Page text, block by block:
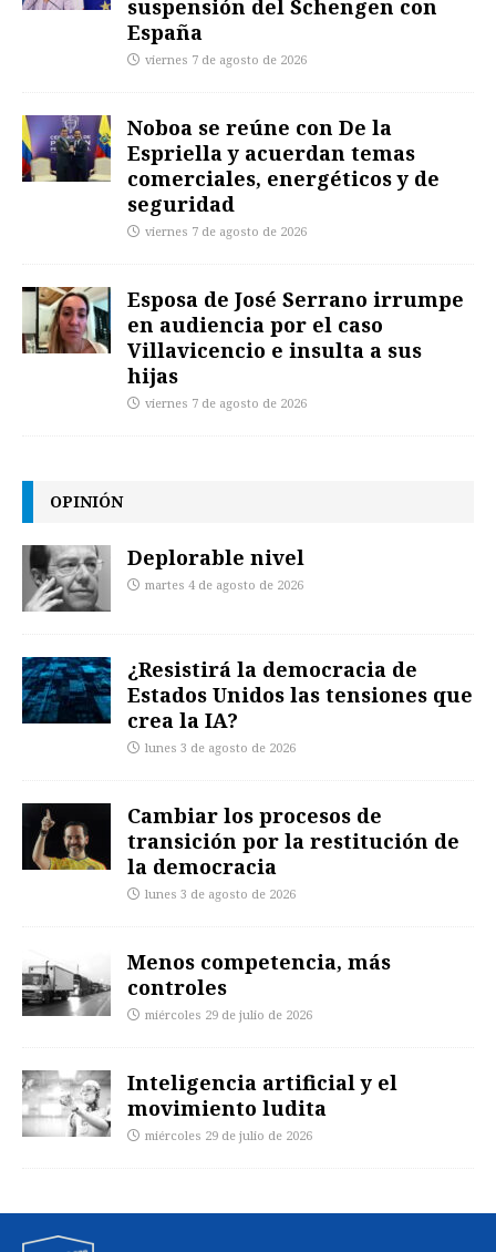
suspensión del Schengen con
España
viernes 7 de agosto de 2026
Noboa se reúne con De la
Espriella y acuerdan temas
comerciales, energéticos y de
seguridad
viernes 7 de agosto de 2026
Esposa de José Serrano irrumpe
en audiencia por el caso
Villavicencio e insulta a sus
hijas
viernes 7 de agosto de 2026
OPINIÓN
Deplorable nivel
martes 4 de agosto de 2026
¿Resistirá la democracia de
Estados Unidos las tensiones que
crea la IA?
lunes 3 de agosto de 2026
Cambiar los procesos de
transición por la restitución de
la democracia
lunes 3 de agosto de 2026
Menos competencia, más
controles
miércoles 29 de julio de 2026
Inteligencia artificial y el
movimiento ludita
miércoles 29 de julio de 2026